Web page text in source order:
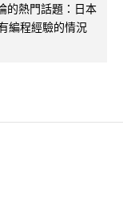
的熱門話題：日本
編程經驗的情況